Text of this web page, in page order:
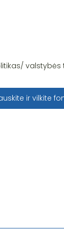
ir vilkite